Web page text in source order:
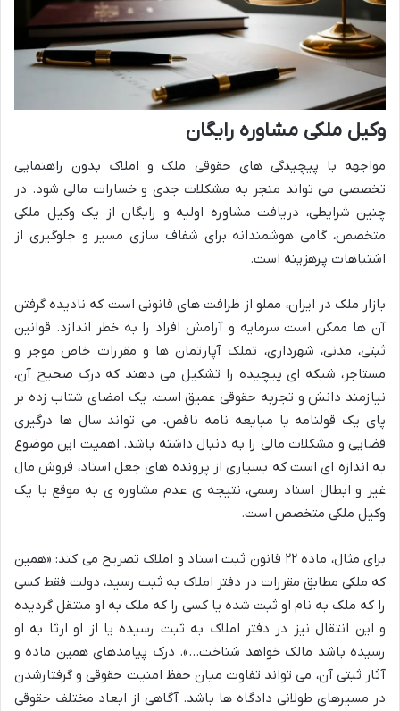
وکیل ملکی مشاوره رایگان
مواجهه با پیچیدگی های حقوقی ملک و املاک بدون راهنمایی
تخصصی می تواند منجر به مشکلات جدی و خسارات مالی شود. در
چنین شرایطی، دریافت مشاوره اولیه و رایگان از یک وکیل ملکی
متخصص، گامی هوشمندانه برای شفاف سازی مسیر و جلوگیری از
اشتباهات پرهزینه است.
بازار ملک در ایران، مملو از ظرافت های قانونی است که نادیده گرفتن
آن ها ممکن است سرمایه و آرامش افراد را به خطر اندازد. قوانین
ثبتی، مدنی، شهرداری، تملک آپارتمان ها و مقررات خاص موجر و
مستاجر، شبکه ای پیچیده را تشکیل می دهند که درک صحیح آن،
نیازمند دانش و تجربه حقوقی عمیق است. یک امضای شتاب زده بر
پای یک قولنامه یا مبایعه نامه ناقص، می تواند سال ها درگیری
قضایی و مشکلات مالی را به دنبال داشته باشد. اهمیت این موضوع
به اندازه ای است که بسیاری از پرونده های جعل اسناد، فروش مال
غیر و ابطال اسناد رسمی، نتیجه ی عدم مشاوره ی به موقع با یک
وکیل ملکی متخصص است.
برای مثال، ماده ۲۲ قانون ثبت اسناد و املاک تصریح می کند: «همین
که ملکی مطابق مقررات در دفتر املاک به ثبت رسید، دولت فقط کسی
را که ملک به نام او ثبت شده یا کسی را که ملک به او منتقل گردیده
و این انتقال نیز در دفتر املاک به ثبت رسیده یا از او ارثا به او
رسیده باشد مالک خواهد شناخت…». درک پیامدهای همین ماده و
آثار ثبتی آن، می تواند تفاوت میان حفظ امنیت حقوقی و گرفتارشدن
در مسیرهای طولانی دادگاه ها باشد. آگاهی از ابعاد مختلف حقوقی